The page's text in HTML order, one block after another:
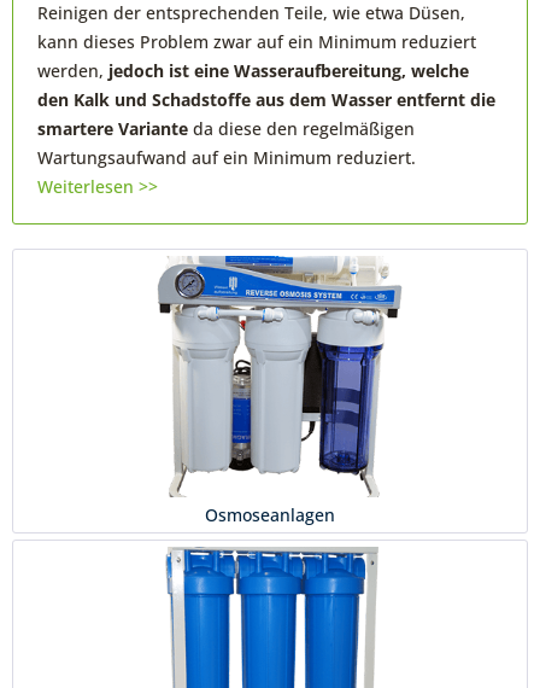
Reinigen der entsprechenden Teile, wie etwa Düsen,
kann dieses Problem zwar auf ein Minimum reduziert
werden, jedoch ist eine Wasseraufbereitung, welche
den Kalk und Schadstoffe aus dem Wasser entfernt die
smartere Variante da diese den regelmäßigen
Wartungsaufwand auf ein Minimum reduziert.
Weiterlesen >>
Osmoseanlagen